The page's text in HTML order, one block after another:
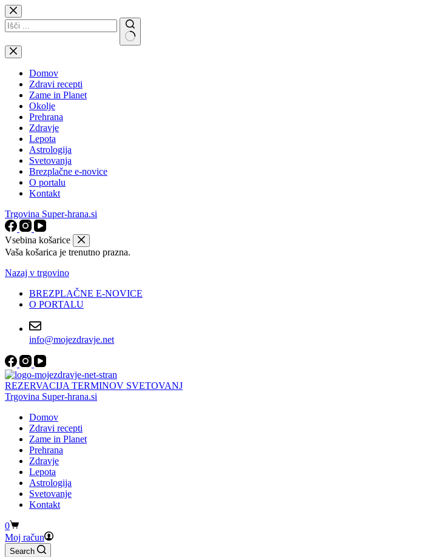
Skip
to
content
No
results
Domov
Zdravi recepti
Zame in Planet
Okolje
Prehrana
Zdravje
Lepota
Astrologija
Svetovanja
Brezplačne e-novice
O portalu
Kontakt
Trgovina Super-hrana.si
Vsebina košarice
Vaša košarica je trenutno prazna.
Nazaj v trgovino
BREZPLAČNE E-NOVICE
O PORTALU
info@mojezdravje.net
REZERVACIJA TERMINOV SVETOVANJ
Trgovina Super-hrana.si
Domov
Zdravi recepti
Zame in Planet
Prehrana
Zdravje
Lepota
Astrologija
Svetovanje
Kontakt
Shopping
cart
0
Moj račun
Search